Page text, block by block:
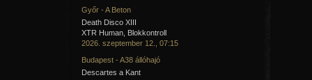
Győr - A Beton
Death Disco XIII
XTR Human, Blokkontroll
2026. szeptember 12., 07:15
Budapest - A38 állóhajó
Descartes a Kant